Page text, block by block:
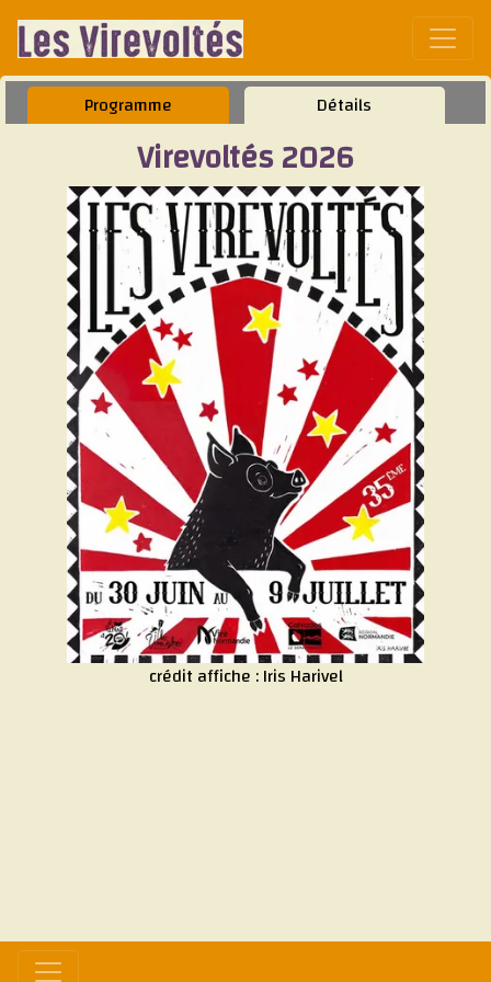
Programme Détails
Virevoltés 2026
crédit affiche :Iris Harivel